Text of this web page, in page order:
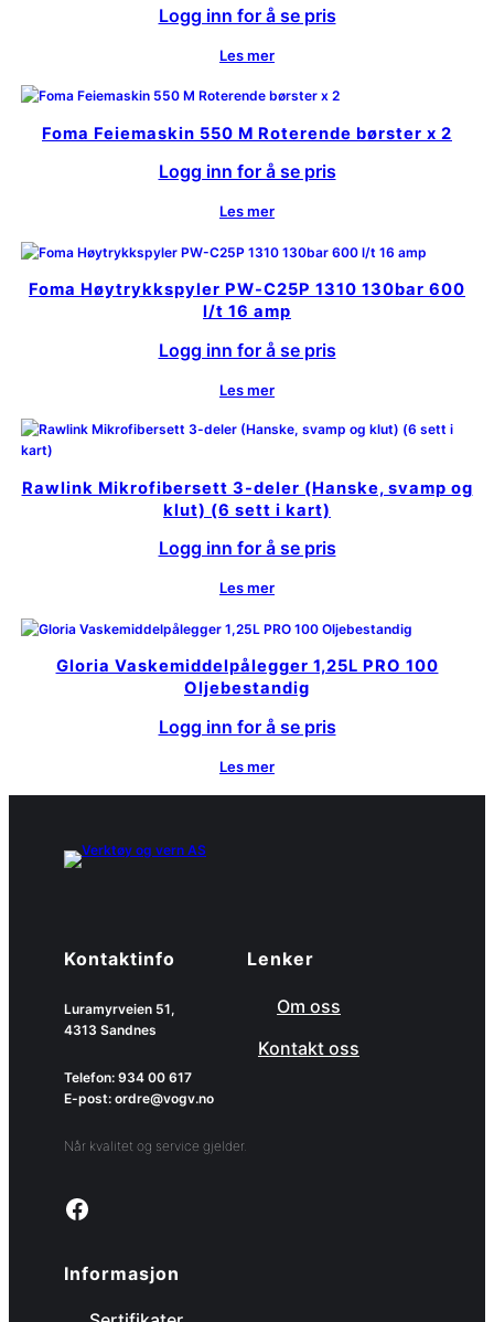
Logg inn for å se pris
Les mer
Foma Feiemaskin 550 M Roterende børster x 2
Logg inn for å se pris
Les mer
Foma Høytrykkspyler PW-C25P 1310 130bar 600
l/t 16 amp
Logg inn for å se pris
Les mer
Rawlink Mikrofibersett 3-deler (Hanske, svamp og
klut) (6 sett i kart)
Logg inn for å se pris
Les mer
Gloria Vaskemiddelpålegger 1,25L PRO 100
Oljebestandig
Logg inn for å se pris
Les mer
Kontaktinfo
Luramyrveien 51,
4313 Sandnes
Telefon: 934 00 617
E-post: ordre@vogv.no
Når kvalitet og service gjelder.
Link to facebook page
Lenker
Om oss
Kontakt oss
Informasjon